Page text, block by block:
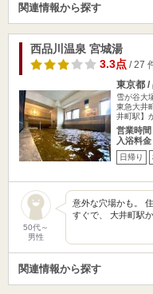
関連情報から探す
西品川温泉 宮城湯
3.3点/ 27
東京都 /
雪が谷大
東急大井
井町駅】
営業時
入浴料
日帰り
50代～
男性
意外な穴場かも。
すぐで、 大井町駅
関連情報から探す